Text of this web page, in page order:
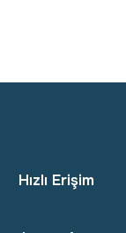
Hızlı Erişim